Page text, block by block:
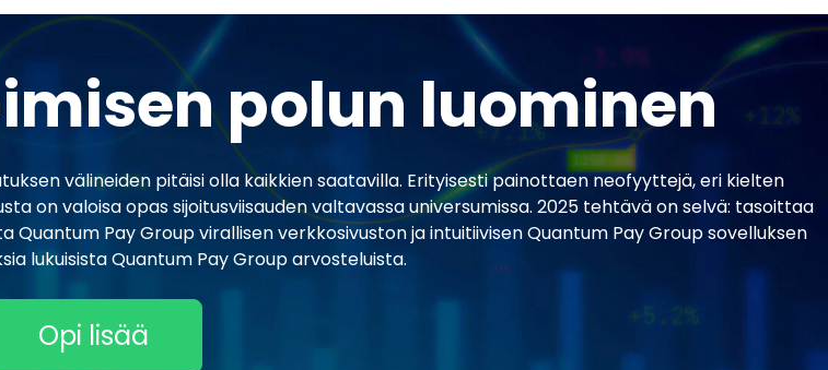
polun luominen
välineiden pitäisi olla kaikkien saatavilla. Erityisesti painottaen neofyyttejä, eri kielten
on valoisa opas sijoitusviisauden valtavassa universumissa. 2025 tehtävä on selvä: tasoittaa
Pay Group virallisen verkkosivuston ja intuitiivisen Quantum Pay Group sovelluksen
lukuisista Quantum Pay Group arvosteluista.
Opi lisää